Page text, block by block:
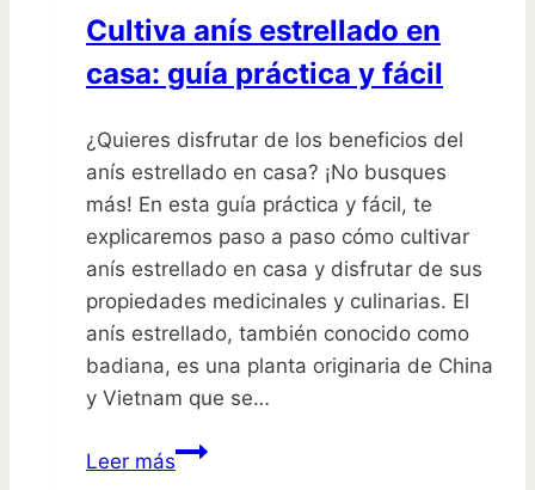
Cultiva anís estrellado en
casa: guía práctica y fácil
¿Quieres disfrutar de los beneficios del
anís estrellado en casa? ¡No busques
más! En esta guía práctica y fácil, te
explicaremos paso a paso cómo cultivar
anís estrellado en casa y disfrutar de sus
propiedades medicinales y culinarias. El
anís estrellado, también conocido como
badiana, es una planta originaria de China
y Vietnam que se…
Leer másCultiva